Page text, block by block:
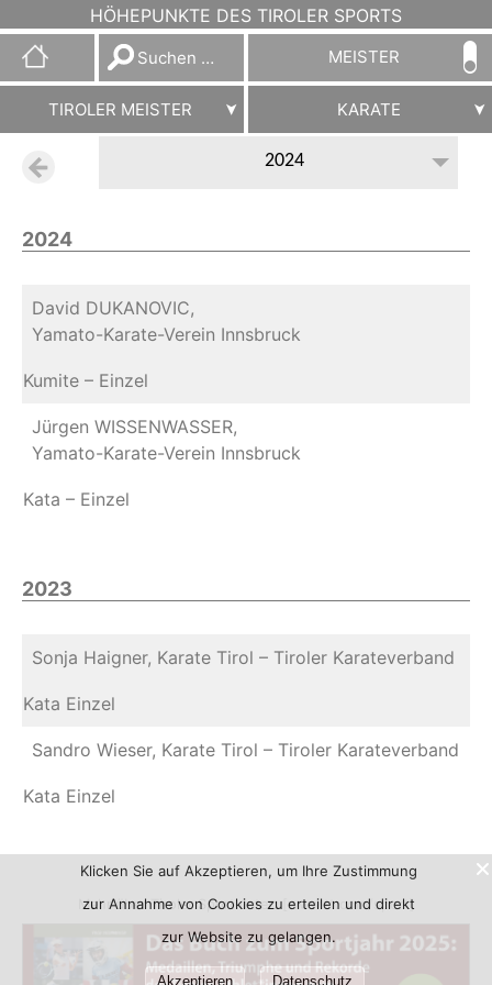
HÖHEPUNKTE DES TIROLER SPORTS
Suchen
nach:
MEISTER
TIROLER MEISTER KARATE
2024
2024
David DUKANOVIC,
Yamato-Karate-Verein Innsbruck
Kumite – Einzel
Jürgen WISSENWASSER,
Yamato-Karate-Verein Innsbruck
Kata – Einzel
2023
Sonja Haigner, Karate Tirol – Tiroler Karateverband
Kata Einzel
Sandro Wieser, Karate Tirol – Tiroler Karateverband
Kata Einzel
Mehr über Tiroler Sport unter:[www.tt.com/sport]
Klicken Sie auf Akzeptieren, um Ihre Zustimmung
zur Annahme von Cookies zu erteilen und direkt
zur Website zu gelangen.
Akzeptieren Datenschutz